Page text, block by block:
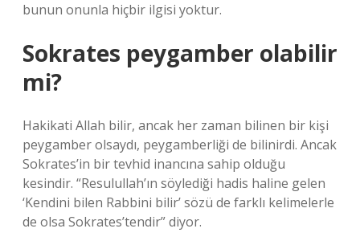
bunun onunla hiçbir ilgisi yoktur.
Sokrates peygamber olabilir
mi?
Hakikati Allah bilir, ancak her zaman bilinen bir kişi
peygamber olsaydı, peygamberliği de bilinirdi. Ancak
Sokrates’in bir tevhid inancına sahip olduğu
kesindir. “Resulullah’ın söylediği hadis haline gelen
‘Kendini bilen Rabbini bilir’ sözü de farklı kelimelerle
de olsa Sokrates’tendir” diyor.